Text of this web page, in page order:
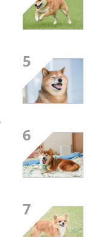
5
6
7